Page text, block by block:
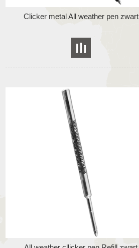
Clicker metal All weather pen zwart